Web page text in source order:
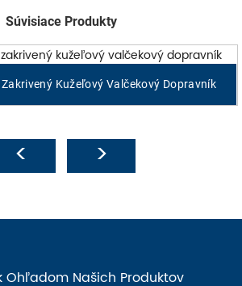
Súvisiace Produkty
Kužeľový Valčekový Dopravník
Ohľadom Našich Produktov